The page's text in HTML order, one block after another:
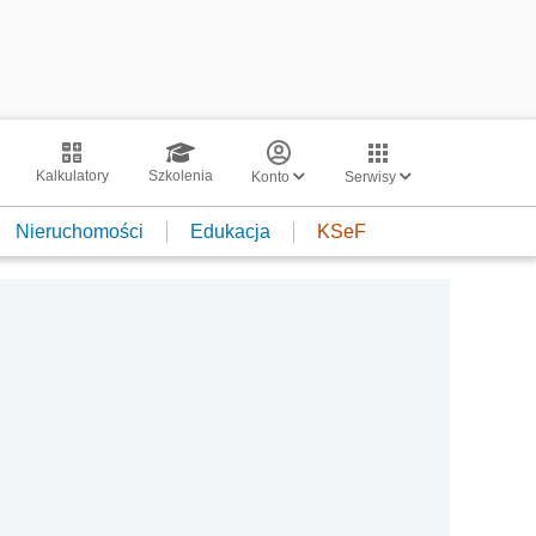
Kalkulatory Szkolenia Konto Serwisy
Nieruchomości Edukacja KSeF